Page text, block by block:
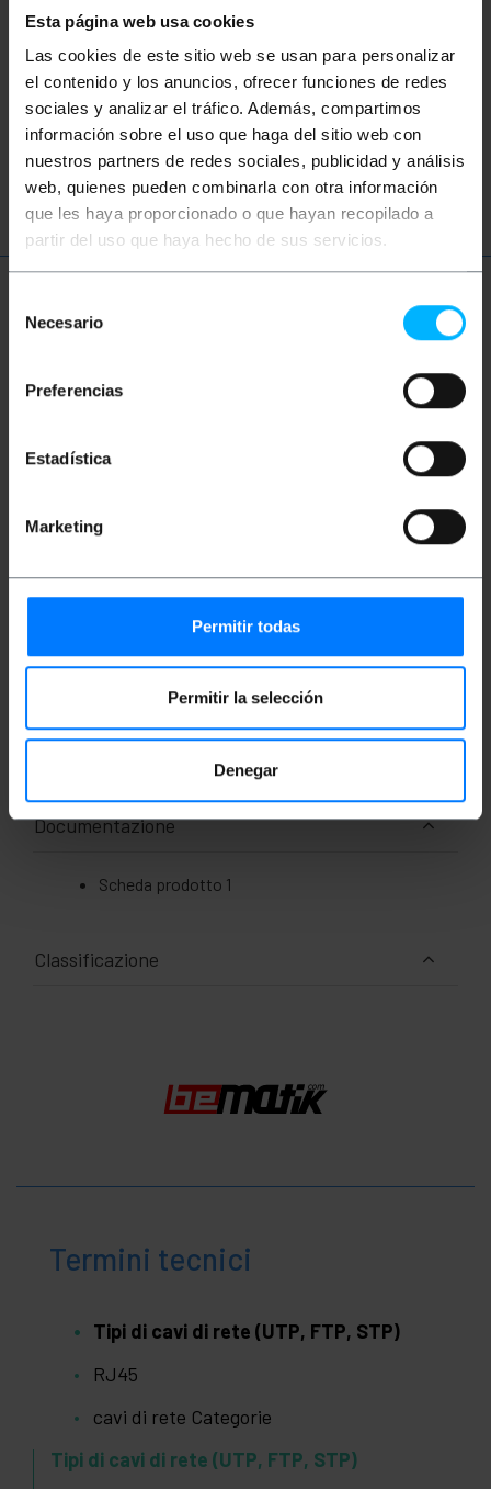
Esta página web usa cookies
Las cookies de este sitio web se usan para personalizar
el contenido y los anuncios, ofrecer funciones de redes
sociales y analizar el tráfico. Además, compartimos
información sobre el uso que haga del sitio web con
nuestros partners de redes sociales, publicidad y análisis
web, quienes pueden combinarla con otra información
que les haya proporcionado o que hayan recopilado a
partir del uso que haya hecho de sus servicios.
Necesario
Preferencias
Estadística
Marketing
Permitir todas
Permitir la selección
Denegar
Non hai trovato quello che cercavi? Questi
argomenti potrebbero aiutarti
categoria ethernet RJ45
patch cavo LAN
Ulteriori informazioni
Descrizione
Cavo patch da 15 cm che collega i pin TIA-568A ai pin
Un'estremità presenta un connettore RJ45 femmina
e l'altra un connettore RJ45 maschio. Cavo FTP
Peso lordo: 10 g
Dimensioni del prodotto (larghezza x
Numero di pacchi: 1
Documentazione
Scheda prodotto 1
Classificazione
Termini tecnici
Tipi di cavi di rete (UTP, FTP, STP)
RJ45
cavi di rete Categorie
Tipi di cavi di rete (UTP, FTP, STP)